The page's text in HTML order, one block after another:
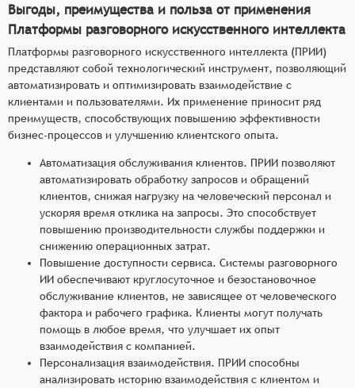
Выгоды, преимущества и польза от применения
Платформы разговорного искусственного интеллекта
Платформы разговорного искусственного интеллекта (ПРИИ)
представляют собой технологический инструмент, позволяющий
автоматизировать и оптимизировать взаимодействие с
клиентами и пользователями. Их применение приносит ряд
преимуществ, способствующих повышению эффективности
бизнес-процессов и улучшению клиентского опыта.
Автоматизация обслуживания клиентов. ПРИИ позволяют
автоматизировать обработку запросов и обращений
клиентов, снижая нагрузку на человеческий персонал и
ускоряя время отклика на запросы. Это способствует
повышению производительности службы поддержки и
снижению операционных затрат.
Повышение доступности сервиса. Системы разговорного
ИИ обеспечивают круглосуточное и безостановочное
обслуживание клиентов, не зависящее от человеческого
фактора и рабочего графика. Клиенты могут получать
помощь в любое время, что улучшает их опыт
взаимодействия с компанией.
Персонализация взаимодействия. ПРИИ способны
анализировать историю взаимодействия с клиентом и